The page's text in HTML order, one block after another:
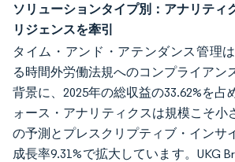
ソリューションタイプ別：アナリティ
リジェンスを牽引
タイム・アンド・アテンダンス管理
る時間外労働法規へのコンプライアン
背景に、2025年の総収益の33.62%を占
ォース・アナリティクスは規模こそ小
の予測とプレスクリプティブ・インサ
成長率9.31%で拡大しています。UKG